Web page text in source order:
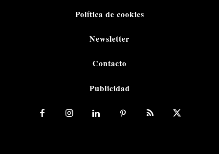
Política de cookies
Newsletter
Contacto
Publicidad